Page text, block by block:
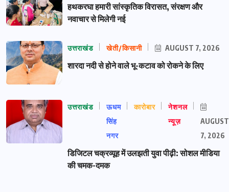
हथकरघा हमारी सांस्कृतिक विरासत, संरक्षण और
नवाचार से मिलेगी नई
उत्तराखंड खेती/किसानी AUGUST 7, 2026
शारदा नदी से होने वाले भू-कटाव को रोकने के लिए
उत्तराखंड
ऊधम
सिंह
नगर
कारोबार
नेशनल
न्यूज़
AUGUST
7, 2026
डिजिटल चक्रव्यूह में उलझती युवा पीढ़ी: सोशल मीडिया
की चमक-दमक